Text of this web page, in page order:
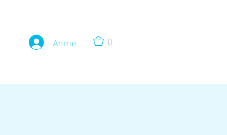
Anmelden 0